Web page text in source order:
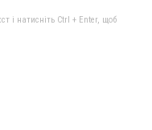
і натисніть Ctrl + Enter, щоб